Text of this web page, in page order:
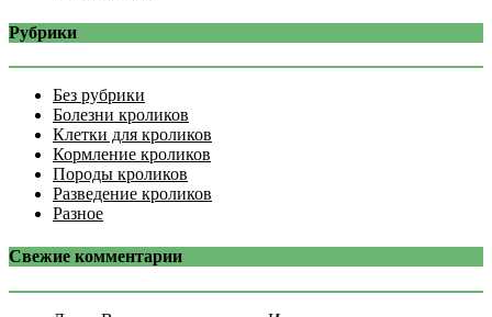
Рубрики
Без рубрики
Болезни кроликов
Клетки для кроликов
Кормление кроликов
Породы кроликов
Разведение кроликов
Разное
Свежие комментарии